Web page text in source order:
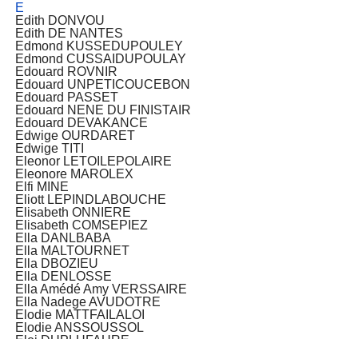
E
Edith DONVOU
Edith DE NANTES
Edmond KUSSEDUPOULEY
Edmond CUSSAIDUPOULAY
Edouard ROVNIR
Edouard UNPETICOUCEBON
Edouard PASSET
Edouard NENE DU FINISTAIR
Edouard DEVAKANCE
Edwige OURDARET
Edwige TITI
Eleonor LETOILEPOLAIRE
Eleonore MAROLEX
Elfi MINE
Eliott LEPINDLABOUCHE
Elisabeth ONNIERE
Elisabeth COMSEPIEZ
Ella DANLBABA
Ella MALTOURNET
Ella DBOZIEU
Ella DENLOSSE
Ella Amédé Amy VERSSAIRE
Ella Nadege AVUDOTRE
Elodie MATTFAILALOI
Elodie ANSSOUSSOL